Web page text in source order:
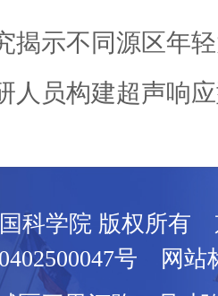
揭示不同源区年
人员构建超声响
科学院 版权所有
号 网站